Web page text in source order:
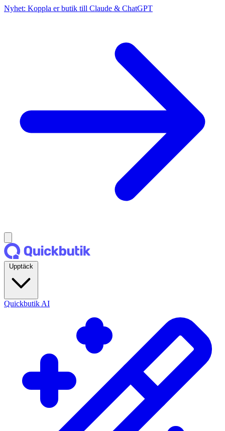
Nyhet: Koppla er butik till Claude & ChatGPT
Quickbutik AI